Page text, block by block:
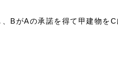
BがAの承諾を得て甲建物を